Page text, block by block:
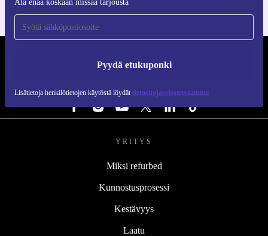
Älä enää koskaan missaa tarjousta
Pyydä etukuponki
Lisätietoja henkilötietojen käytöstä löydät tietosuojaselosteestamme
YRITYS
Miksi refurbed
Kunnostusprosessi
Kestävyys
Laatu